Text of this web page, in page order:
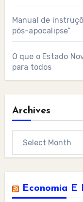
Manual de
pós-apocalipse”
O que o Estado
para todos
Archives
Economia E